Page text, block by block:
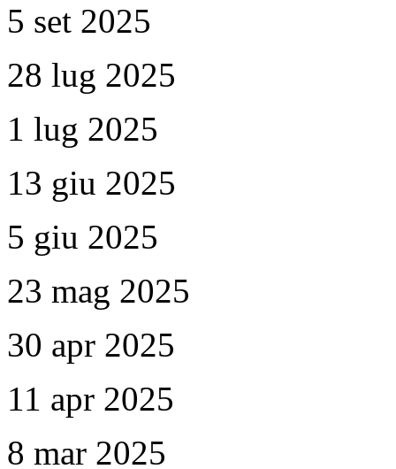
5 set 2025
28 lug 2025
1 lug 2025
13 giu 2025
5 giu 2025
23 mag 2025
30 apr 2025
11 apr 2025
8 mar 2025